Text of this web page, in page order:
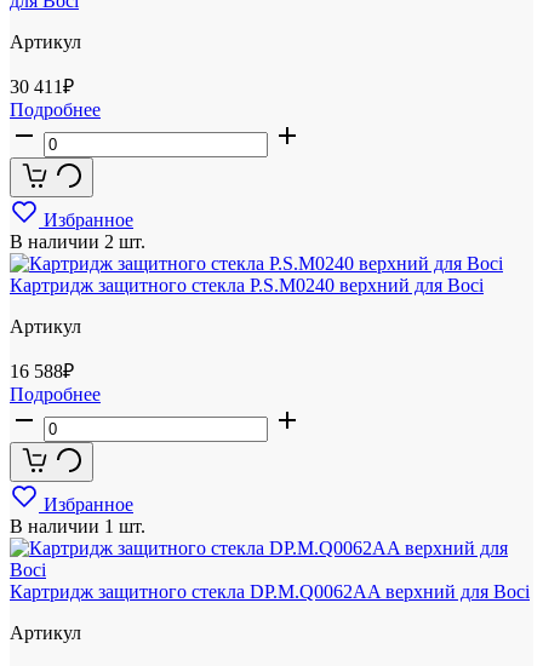
Артикул
30 411₽
Подробнее
Избранное
В наличии 2 шт.
Картридж защитного стекла P.S.M0240 верхний для Boci
Артикул
16 588₽
Подробнее
Избранное
В наличии 1 шт.
Картридж защитного стекла DP.M.Q0062AA верхний для Boci
Артикул